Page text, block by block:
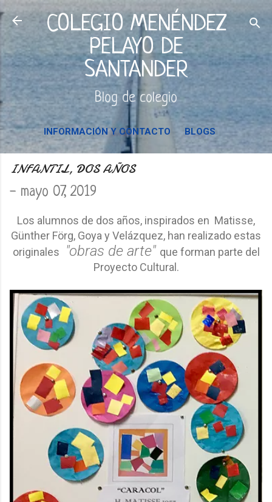
Ir al contenido principal
COLEGIO MENÉNDEZ
PELAYO DE
SANTANDER
Blog de colegio
INFORMACIÓN Y CONTACTO BLOGS
INFANTIL, DOS AÑOS
- mayo 07, 2019
Los alumnos de dos años, inspirados en Matisse,
Günther Förg, Goya y Velázquez, han realizado estas
originales
"obras de arte" que forman parte del
Proyecto Cultural.